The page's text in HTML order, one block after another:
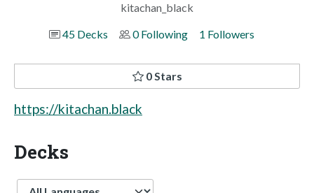
kitachan_black
45 Decks
0 Following 1 Followers
0 Stars
https://kitachan.black
Decks
Language